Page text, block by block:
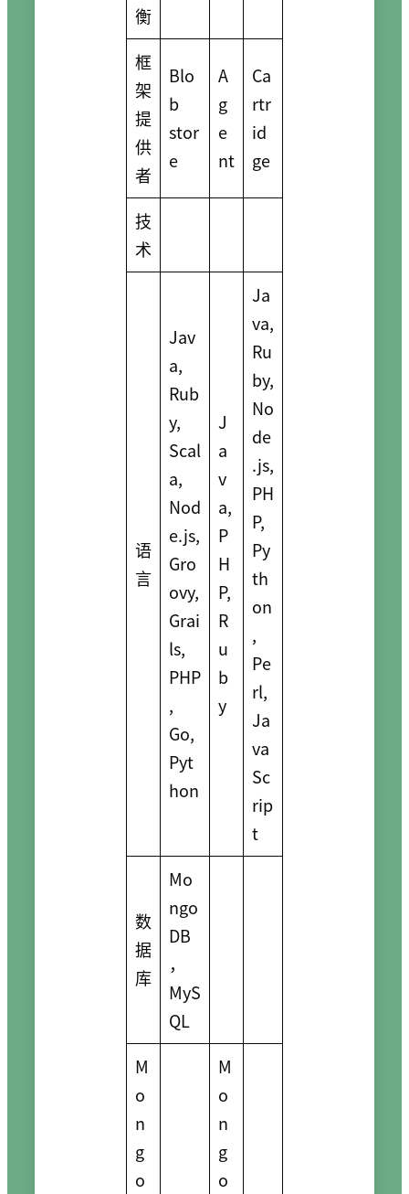
衡
框
架
提
供
者
Blo
b
stor
e
A
g
e
nt
Ca
rtr
id
ge
技
术
语
言
Jav
a,
Rub
y,
Scal
a,
Nod
e.js,
Gro
ovy,
Grai
ls,
PHP
,
Go,
Pyt
hon
J
a
v
a,
P
H
P,
R
u
b
y
Ja
va,
Ru
by,
No
de
.js,
PH
P,
Py
th
on
,
Pe
rl,
Ja
va
Sc
rip
t
数
据
库
Mo
ngo
DB
，
MyS
QL
M
o
n
g
o
M
o
n
g
o